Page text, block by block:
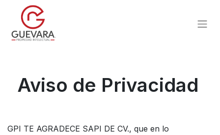
Aviso de Privacidad
GPI TE AGRADECE SAPI DE CV., que en lo